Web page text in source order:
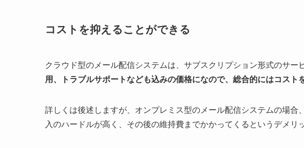
コストを抑えることができる
クラウド型のメール配信システムは、サブスクリプション形式のサー
用、トラブルサポートなども込みの価格になので、総合的にはコスト
詳しくは後述しますが、オンプレミス型のメール配信システムの場合
入のハードルが高く、その後の維持費までかかってくるというデメリ